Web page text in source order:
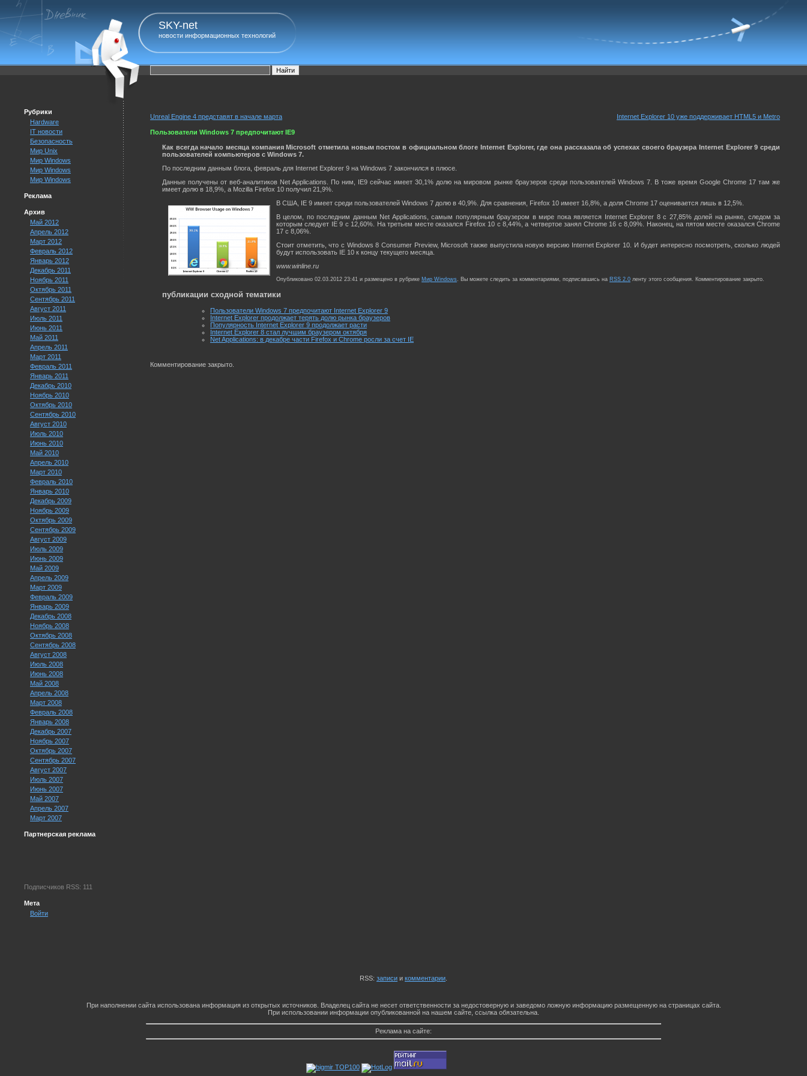
SKY-net
новости информационных технологий
Рубрики
Hardware
IT новости
Безопасность
Мир Unix
Мир Windows
Мир Windows
Мир Windows
Реклама
Архив
Май 2012
Апрель 2012
Март 2012
Февраль 2012
Январь 2012
Декабрь 2011
Ноябрь 2011
Октябрь 2011
Сентябрь 2011
Август 2011
Июль 2011
Июнь 2011
Май 2011
Апрель 2011
Март 2011
Февраль 2011
Январь 2011
Декабрь 2010
Ноябрь 2010
Октябрь 2010
Сентябрь 2010
Август 2010
Июль 2010
Июнь 2010
Май 2010
Апрель 2010
Март 2010
Февраль 2010
Январь 2010
Декабрь 2009
Ноябрь 2009
Октябрь 2009
Сентябрь 2009
Август 2009
Июль 2009
Июнь 2009
Май 2009
Апрель 2009
Март 2009
Февраль 2009
Январь 2009
Декабрь 2008
Ноябрь 2008
Октябрь 2008
Сентябрь 2008
Август 2008
Июль 2008
Июнь 2008
Май 2008
Апрель 2008
Март 2008
Февраль 2008
Январь 2008
Декабрь 2007
Ноябрь 2007
Октябрь 2007
Сентябрь 2007
Август 2007
Июль 2007
Июнь 2007
Май 2007
Апрель 2007
Март 2007
Партнерская реклама
Подписчиков RSS: 111
Мета
Войти
Unreal Engine 4 представят в начале марта Internet Explorer 10 уже поддерживает HTML5 и Metro
Пользователи Windows 7 предпочитают IE9
Как всегда начало месяца компания Microsoft отметила новым постом в официальном блоге Internet Explorer, где она рассказала об успехах своего браузера Internet Explorer 9 среди
пользователей компьютеров с Windows 7.
По последним данным блога, февраль для Internet Explorer 9 на Windows 7 закончился в плюсе.
Данные получены от веб-аналитиков Net Applications. По ним, IE9 сейчас имеет 30,1% долю на мировом рынке браузеров среди пользователей Windows 7. В тоже время Google Chrome 17 там же
имеет долю в 18,9%, а Mozilla Firefox 10 получил 21,9%.
В США, IE 9 имеет среди пользователей Windows 7 долю в 40,9%. Для сравнения, Firefox 10 имеет 16,8%, а доля Chrome 17 оценивается лишь в 12,5%.
В целом, по последним данным Net Applications, самым популярным браузером в мире пока является Internet Explorer 8 с 27,85% долей на рынке, следом за
которым следует IE 9 с 12,60%. На третьем месте оказался Firefox 10 с 8,44%, а четвертое занял Chrome 16 с 8,09%. Наконец, на пятом месте оказался Chrome
17 с 8,06%.
Стоит отметить, что с Windows 8 Consumer Preview, Microsoft также выпустила новую версию Internet Explorer 10. И будет интересно посмотреть, сколько людей
будут использовать IE 10 к концу текущего месяца.
www.winline.ru
Опубликовано 02.03.2012 23:41 и размещено в рубрике Мир Windows. Вы можете следить за комментариями, подписавшись на RSS 2.0 ленту этого сообщения. Комментирование закрыто.
публикации сходной тематики
Пользователи Windows 7 предпочитают Internet Explorer 9
Internet Explorer продолжает терять долю рынка браузеров
Популярность Internet Explorer 9 продолжает расти
Internet Explorer 8 стал лучшим браузером октября
Net Applications: в декабре части Firefox и Chrome росли за счет IE
Комментирование закрыто.
RSS: записи и комментарии
При наполнении сайта использована информация из открытых источников. Владелец сайта не несет ответственности за недостоверную и заведомо ложную информацию размещенную на страницах сайта.
При использовании информации опубликованной на нашем сайте, ссылка обязательна.
Реклама на сайте: